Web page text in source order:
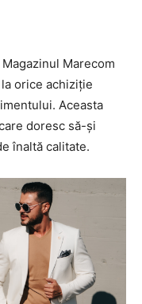
Marecom
orice achiziție
Aceasta
doresc să-și
înaltă calitate.